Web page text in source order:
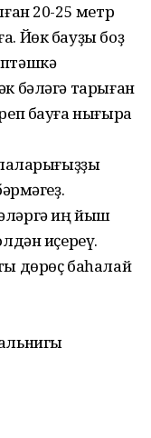
20-25 метр
Йөк бауҙы боҙ
бәләгә тарыған
бауға нығыраҡ
иң йыш
иҫереү.
дөрөҫ баһалай